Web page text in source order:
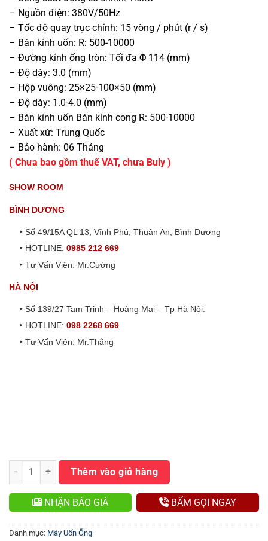
– Nguồn điện: 380V/50Hz
– Tốc độ quay trục chính: 15 vòng / phút (r / s)
– Bán kính uốn: R: 500-10000
– Đường kính ống tròn: Tối đa Φ 114 (mm)
– Độ dày: 3.0 (mm)
– Hộp vuông: 25×25-100×50 (mm)
– Độ dày: 1.0-4.0 (mm)
– Bán kính uốn Bán kính cong R: 500-10000
– Xuất xứ: Trung Quốc
– Bảo hành: 06 Tháng
( Chưa bao gồm thuế VAT, chưa Buly )
SHOW ROOM
BÌNH DƯƠNG
‣ Số 49/15A QL 13, Vĩnh Phú, Thuận An, Bình Dương
‣ HOTLINE:0985 212 669
‣ Tư Vấn Viên: Mr.Cường
HÀ NỘI
‣ Số 139/27 Tam Trinh – Hoàng Mai – Tp Hà Nội.
‣ HOTLINE:098 2268 669
‣ Tư Vấn Viên: Mr.Thắng
Máy Uốn Ống A5 số lượngThêm vào giỏ hàng
NHẬN BÁO GIÁ BẤM GỌI NGAY
Danh mục: Máy Uốn Ống